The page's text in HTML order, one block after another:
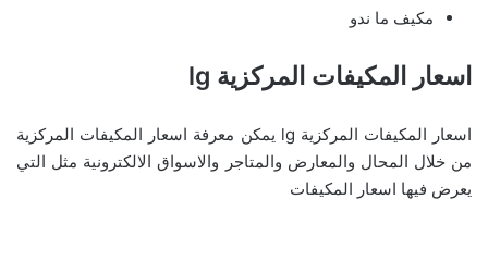
مكيف ما ندو
اسعار المكيفات المركزية lg
اسعار المكيفات المركزية lg يمكن معرفة اسعار المكيفات المركزية
من خلال المحال والمعارض والمتاجر والاسواق الالكترونية مثل التي
يعرض فيها اسعار المكيفات